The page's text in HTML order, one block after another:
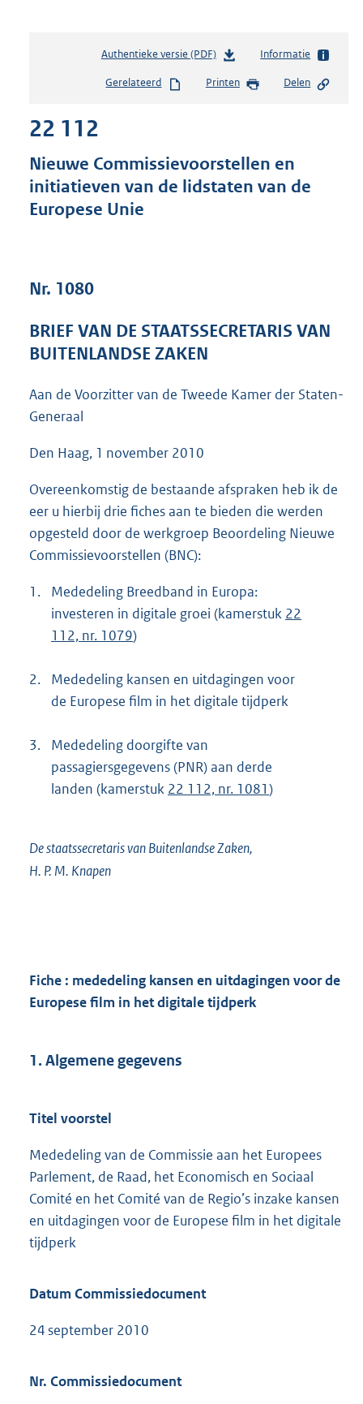
Authentieke versie (PDF)b
s
s
g
5
Informatie
Gerelateerd Printen Delen
22 112
Nieuwe Commissievoorstellen en
initiatieven van de lidstaten van de
Europese Unie
Nr. 1080
BRIEF VAN DE STAATSSECRETARIS VAN
BUITENLANDSE ZAKEN
Aan de Voorzitter van de Tweede Kamer der Staten-
Generaal
Den Haag, 1 november 2010
Overeenkomstig de bestaande afspraken heb ik de
eer u hierbij drie fiches aan te bieden die werden
opgesteld door de werkgroep Beoordeling Nieuwe
Commissievoorstellen (BNC):
1.
Mededeling Breedband in Europa:
investeren in digitale groei (kamerstuk 22
112, nr. 1079)
2.
Mededeling kansen en uitdagingen voor
de Europese film in het digitale tijdperk
3.
Mededeling doorgifte van
passagiersgegevens (PNR) aan derde
landen (kamerstuk 22 112, nr. 1081)
De staatssecretaris van Buitenlandse Zaken,
H. P. M. Knapen
Fiche : mededeling kansen en uitdagingen voor de
Europese film in het digitale tijdperk
1. Algemene gegevens
Titel voorstel
Mededeling van de Commissie aan het Europees
Parlement, de Raad, het Economisch en Sociaal
Comité en het Comité van de Regio’s inzake kansen
en uitdagingen voor de Europese film in het digitale
tijdperk
Datum Commissiedocument
24 september 2010
Nr. Commissiedocument